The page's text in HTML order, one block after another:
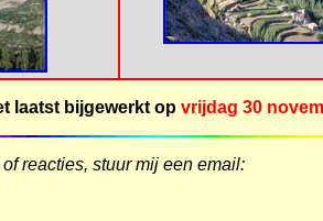
laatst bijgewerkt op vrijdag 30
reacties, stuur mij een email: